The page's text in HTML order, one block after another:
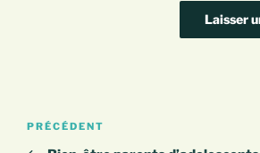
Navigation
Article
précédent
PRÉCÉDENT